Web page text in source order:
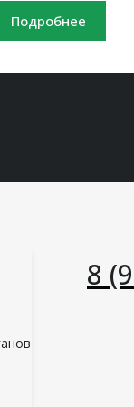
Подробнее
8